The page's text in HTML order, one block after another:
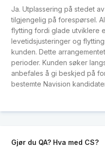
Ja. Utplassering på stedet
tilgjengelig på forespørsel.
flytting fordi glade utviklere
levetidsjusteringer og
kunden. Dette
perioder. Kunden søker
anbefales å gi beskjed på
bestemte Navision
Gjør du QA? Hva med CS?